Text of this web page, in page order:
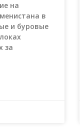
на
в
и буровые
за